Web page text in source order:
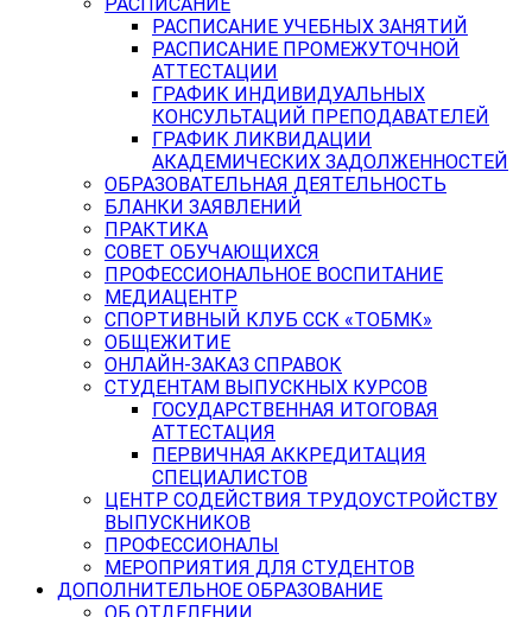
РАСПИСАНИЕ УЧЕБНЫХ ЗАНЯТИЙ
РАСПИСАНИЕ ПРОМЕЖУТОЧНОЙ
АТТЕСТАЦИИ
ГРАФИК ИНДИВИДУАЛЬНЫХ
КОНСУЛЬТАЦИЙ ПРЕПОДАВАТЕЛЕЙ
ГРАФИК ЛИКВИДАЦИИ
АКАДЕМИЧЕСКИХ ЗАДОЛЖЕННОСТЕЙ
ОБРАЗОВАТЕЛЬНАЯ ДЕЯТЕЛЬНОСТЬ
БЛАНКИ ЗАЯВЛЕНИЙ
ПРАКТИКА
СОВЕТ ОБУЧАЮЩИХСЯ
ПРОФЕССИОНАЛЬНОЕ ВОСПИТАНИЕ
МЕДИАЦЕНТР
СПОРТИВНЫЙ КЛУБ ССК «ТОБМК»
ОБЩЕЖИТИЕ
ОНЛАЙН-ЗАКАЗ СПРАВОК
СТУДЕНТАМ ВЫПУСКНЫХ КУРСОВ
ГОСУДАРСТВЕННАЯ ИТОГОВАЯ
АТТЕСТАЦИЯ
ПЕРВИЧНАЯ АККРЕДИТАЦИЯ
СПЕЦИАЛИСТОВ
ЦЕНТР СОДЕЙСТВИЯ ТРУДОУСТРОЙСТВУ
ВЫПУСКНИКОВ
ПРОФЕССИОНАЛЫ
МЕРОПРИЯТИЯ ДЛЯ СТУДЕНТОВ
ДОПОЛНИТЕЛЬНОЕ ОБРАЗОВАНИЕ